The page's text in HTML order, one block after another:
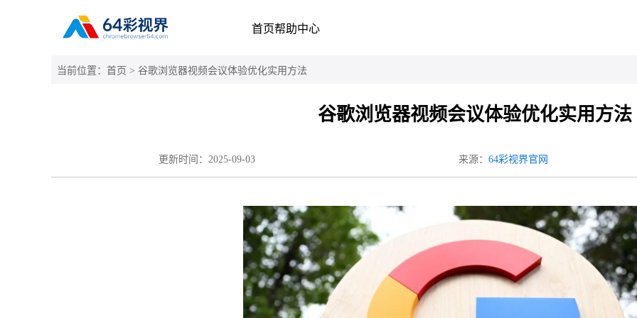
首页帮助中心
当前位置： 首页 > 谷歌浏览器视频会议体验优化实用方法
谷歌浏览器视频会议体验优化实用方法
更新时间： 2025-09-03 来源： 64彩视界官网